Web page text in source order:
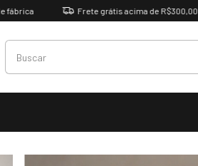
Frete grátis acima de R$300,00